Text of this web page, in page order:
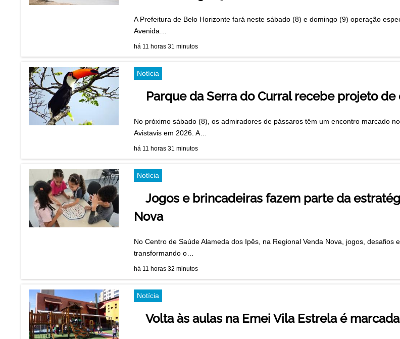
A Prefeitura de Belo Horizonte fará neste sábado (8) e domingo (9) operação
Avenida…
há 11 horas 31 minutos
Notícia
Parque da Serra do Curral recebe projeto
No próximo sábado (8), os admiradores de pássaros têm um encontro marcado
Avistavis em 2026. A…
há 11 horas 31 minutos
Notícia
Jogos e brincadeiras fazem parte da
Nova
No Centro de Saúde Alameda dos Ipês, na Regional Venda Nova, jogos,
transformando o…
há 11 horas 32 minutos
Notícia
Volta às aulas na Emei Vila Estrela é